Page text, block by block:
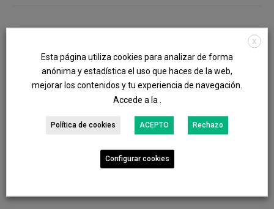
X
Esta página utiliza cookies para analizar de forma
anónima y estadística el uso que haces de la web,
mejorar los contenidos y tu experiencia de navegación.
Accede a la .
Política de cookies ACEPTO Rechazo
Configurar cookies